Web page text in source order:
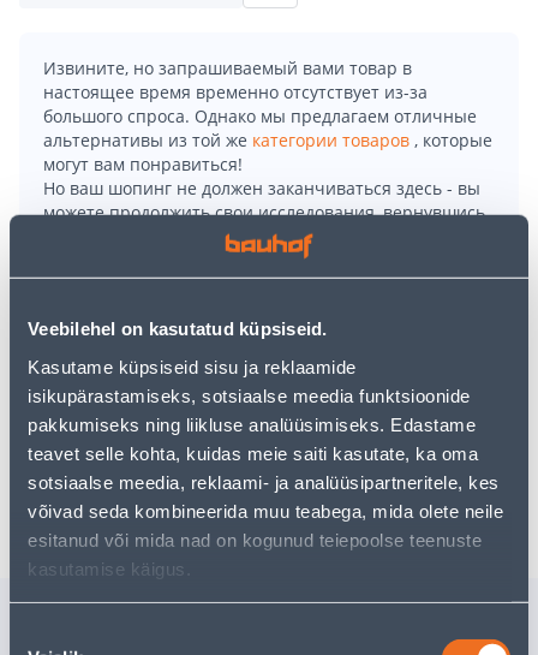
Veebilehel on kasutatud küpsiseid.
Kasutame küpsiseid sisu ja reklaamide
isikupärastamiseks, sotsiaalse meedia funktsioonide
pakkumiseks ning liikluse analüüsimiseks. Edastame
teavet selle kohta, kuidas meie saiti kasutate, ka oma
sotsiaalse meedia, reklaami- ja analüüsipartneritele, kes
võivad seda kombineerida muu teabega, mida olete neile
esitanud või mida nad on kogunud teiepoolse teenuste
kasutamise käigus.
Извините, но запрашиваемый вами товар в
настоящее время временно отсутствует из-за
большого спроса. Однако мы предлагаем отличные
альтернативы из той же категории товаров , которые
могут вам понравиться!
Но ваш шопинг не должен заканчиваться здесь - вы
можете продолжить свои исследования, вернувшись
или используя нашу мощную
функцию поиска, чтобы найти еще более приятные
варианты. Удачных покупок!
• 14-päevane tagastusõigus.
• HANKIJA LAOST TELLITAV TOODE
Доставка невозможна
Похожие продукты